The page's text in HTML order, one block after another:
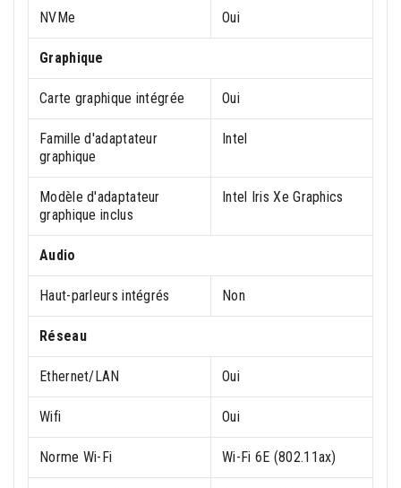
NVMe Oui
Graphique
Carte graphique intégrée Oui
Famille d'adaptateur
graphique
Intel
Modèle d'adaptateur
graphique inclus
Intel Iris Xe Graphics
Audio
Haut-parleurs intégrés Non
Réseau
Ethernet/LAN Oui
Wifi Oui
Norme Wi-Fi Wi-Fi 6E (802.11ax)